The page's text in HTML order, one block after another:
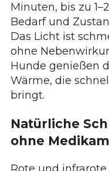
Minuten, bis zu
Bedarf und
Das Licht ist
ohne
Hunde genießen
Wärme, die
bringt.
Natürliche
ohne